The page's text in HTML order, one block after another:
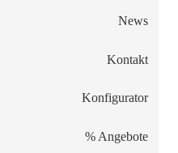
News
Kontakt
Konfigurator
% Angebote